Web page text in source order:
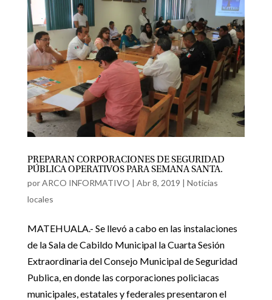
PREPARAN CORPORACIONES DE SEGURIDAD
PÚBLICA OPERATIVOS PARA SEMANA SANTA.
porARCO INFORMATIVO | Abr 8, 2019 | Noticias
locales
MATEHUALA.- Se llevó a cabo en las instalaciones
de la Sala de Cabildo Municipal la Cuarta Sesión
Extraordinaria del Consejo Municipal de Seguridad
Publica, en donde las corporaciones policiacas
municipales, estatales y federales presentaron el